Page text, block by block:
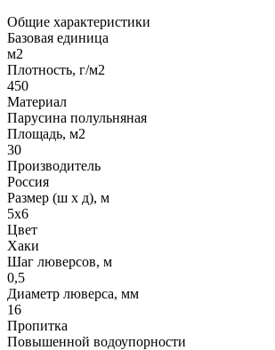
Общие характеристики
Базовая единица
м2
Плотность, г/м2
450
Материал
Парусина полульняная
Площадь, м2
30
Производитель
Россия
Размер (ш х д), м
5х6
Цвет
Хаки
Шаг люверсов, м
0,5
Диаметр люверса, мм
16
Пропитка
Повышенной водоупорности